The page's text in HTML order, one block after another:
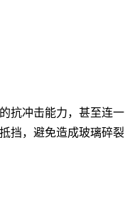
抗冲击能力，甚至连一
挡，避免造成玻璃碎裂